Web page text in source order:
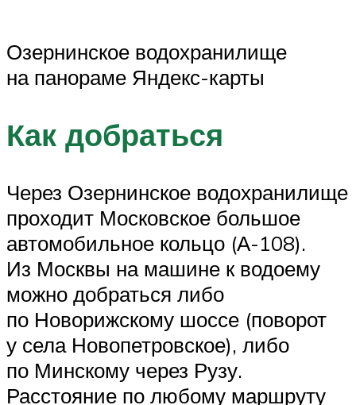
Озернинское водохранилище
на панораме Яндекс-карты
Как добраться
Через Озернинское водохранилище
проходит Московское большое
автомобильное кольцо (А-108).
Из Москвы на машине к водоему
можно добраться либо
по Новорижскому шоссе (поворот
у села Новопетровское), либо
по Минскому через Рузу.
Расстояние по любому маршруту